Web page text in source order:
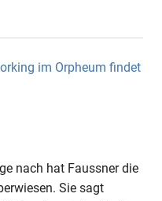
im Orpheum findet
nach hat Faussner die
Sie sagt